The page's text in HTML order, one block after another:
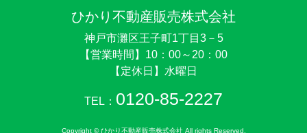
ひかり不動産販売株式会社
神戸市灘区王子町1丁目3－5
【営業時間】10：00～20：00
【定休日】水曜日
TEL： 0120-85-2227
Copyright © ひかり不動産販売株式会社 All rights Reserved.